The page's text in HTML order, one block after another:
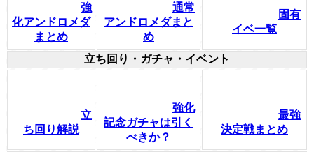
強
化アンドロメダ
まとめ
通常
アンドロメダまと
め
固有
イベ一覧
立ち回り・ガチャ・イベント
立
ち回り解説
強化
記念ガチャは引く
べきか？
最強
決定戦まとめ